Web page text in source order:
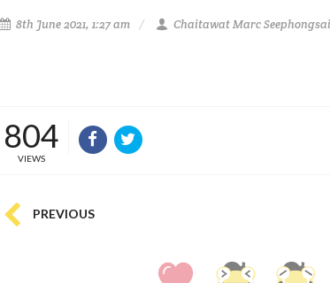
8th June 2021, 1:27 am Chaitawat Marc Seephongsai
804
VIEWS
PREVIOUS